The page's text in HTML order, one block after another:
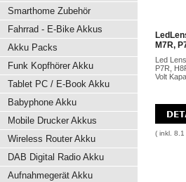
Smarthome Zubehör
Fahrrad - E-Bike Akkus
Akku Packs
Funk Kopfhörer Akku
Tablet PC / E-Book Akku
Babyphone Akku
Mobile Drucker Akkus
Wireless Router Akku
DAB Digital Radio Akku
Aufnahmegerät Akku
M7R,
Led
P7R,
Volt
( inkl. 8.1